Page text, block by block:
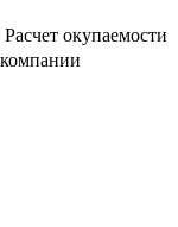
Расчет окупаемости